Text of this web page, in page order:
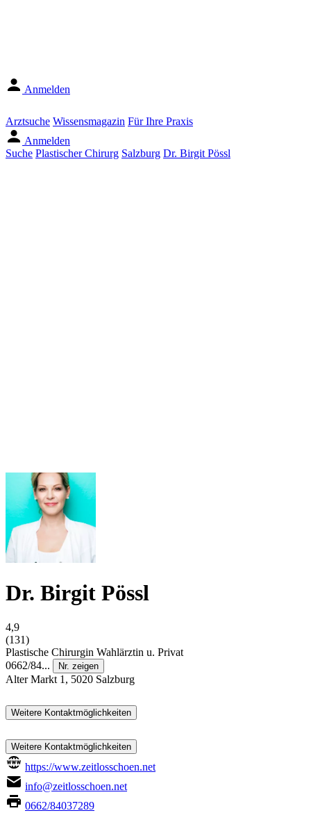
Anmelden
Arztsuche Wissensmagazin Für Ihre Praxis
Anmelden
Suche Plastischer Chirurg Salzburg Dr. Birgit Pössl
Dr. Birgit Pössl
4,9
(131)
Plastische Chirurgin Wahlärztin u. Privat
0662/84...
Nr. zeigen
Alter Markt 1, 5020 Salzburg
Weitere Kontaktmöglichkeiten
Weitere Kontaktmöglichkeiten
https://www.zeitlosschoen.net
info@zeitlosschoen.net
0662/84037289